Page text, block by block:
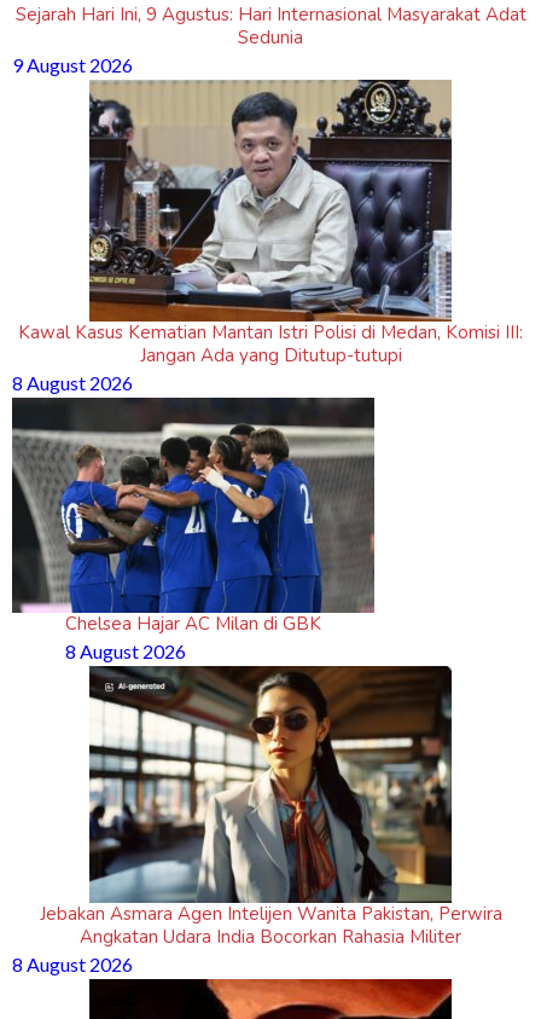
Sejarah Hari Ini, 9 Agustus: Hari Internasional Masyarakat Adat
Sedunia
9 August 2026
Kawal Kasus Kematian Mantan Istri Polisi di Medan, Komisi III:
Jangan Ada yang Ditutup-tutupi
8 August 2026
Chelsea Hajar AC Milan di GBK
8 August 2026
Jebakan Asmara Agen Intelijen Wanita Pakistan, Perwira
Angkatan Udara India Bocorkan Rahasia Militer
8 August 2026